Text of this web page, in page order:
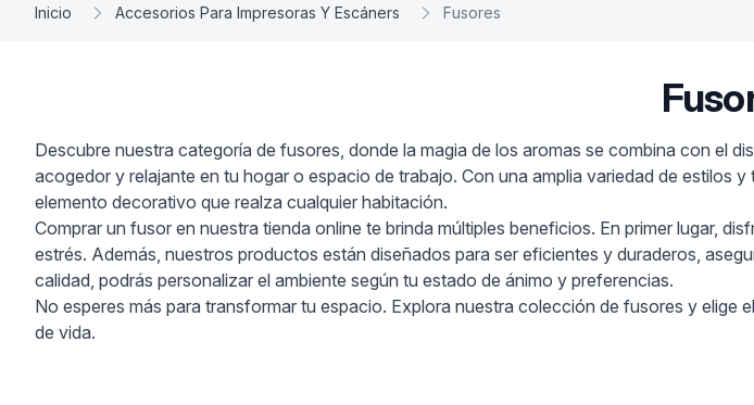
Inicio Accesorios Para Impresoras Y Escáners Fusores
Descubre nuestra categoría de fusores, donde la magia de los aromas se combina con el
acogedor y relajante en tu hogar o espacio de trabajo. Con una amplia variedad de estilos
elemento decorativo que realza cualquier habitación.
Comprar un fusor en nuestra tienda online te brinda múltiples beneficios. En primer lugar,
estrés. Además, nuestros productos están diseñados para ser eficientes y duraderos,
calidad, podrás personalizar el ambiente según tu estado de ánimo y preferencias.
No esperes más para transformar tu espacio. Explora nuestra colección de fusores y elige
de vida.